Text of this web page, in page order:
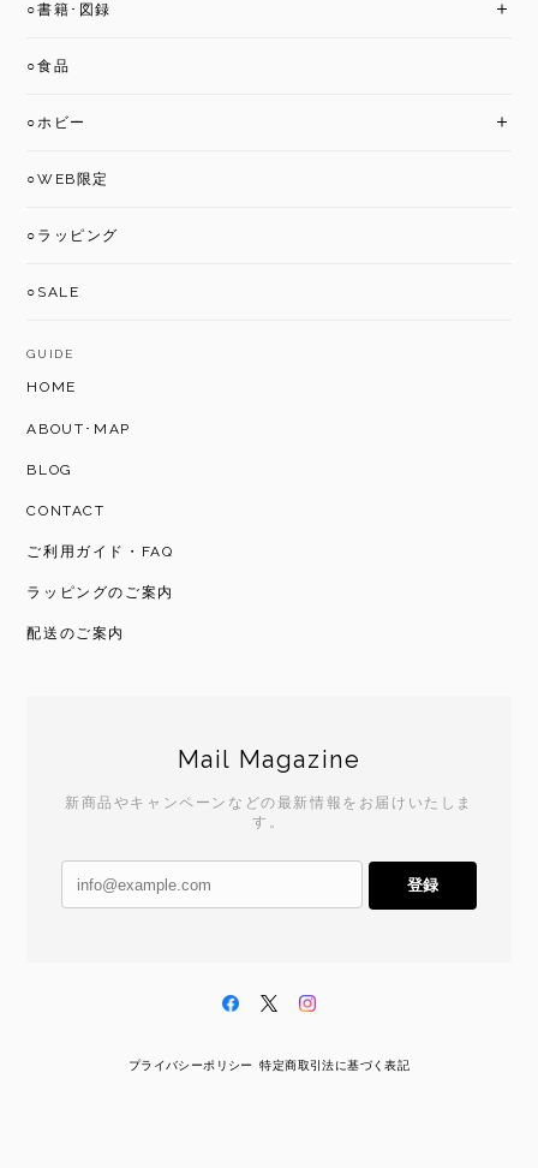
○書籍･図録
○食品
○ホビー
○WEB限定
○ラッピング
○SALE
GUIDE
HOME
ABOUT･MAP
BLOG
CONTACT
ご利用ガイド・FAQ
ラッピングのご案内
配送のご案内
Mail Magazine
新商品やキャンペーンなどの最新情報をお届けいたしま
す。
登録
プライバシーポリシー 特定商取引法に基づく表記